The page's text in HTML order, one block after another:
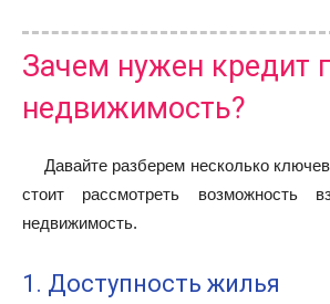
Зачем нужен кредит
недвижимость?
Давайте разберем несколько
стоит рассмотреть возможность
недвижимость.
1. Доступность жилья